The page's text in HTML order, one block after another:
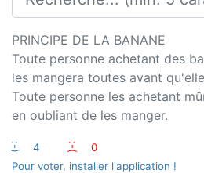
PRINCIPE DE LA BANANE
Toute personne achetant des
les mangera toutes avant
Toute personne les achetant
en oubliant de les manger.
:-) 4 :-(
0
Pour voter, installer l'application !